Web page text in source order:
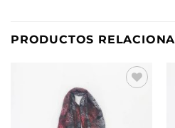
PRODUCTOS